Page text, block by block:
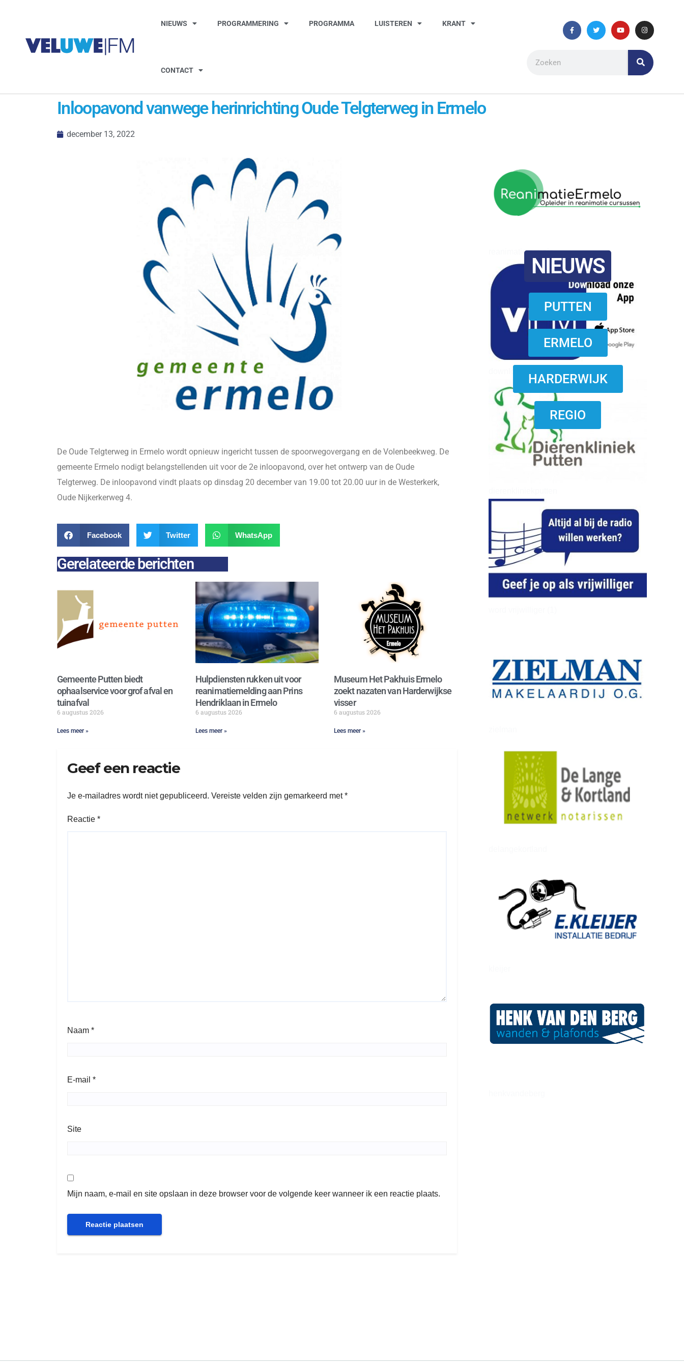
NIEUWS PROGRAMMERING PROGRAMMA LUISTEREN KRANT
CONTACT
Inloopavond vanwege herinrichting Oude Telgterweg in Ermelo
december 13, 2022
reanimatie ermelo
NIEUWS
PUTTEN
ERMELO
HARDERWIJK
REGIO
De Oude Telgterweg in Ermelo wordt opnieuw ingericht tussen de spoorwegovergang en de Volenbeekweg. De
gemeente Ermelo nodigt belangstellenden uit voor de 2e inloopavond, over het ontwerp van de Oude
Telgterweg. De inloopavond vindt plaats op dinsdag 20 december van 19.00 tot 20.00 uur in de Westerkerk,
Oude Nijkerkerweg 4.
Facebook Twitter WhatsApp
Gerelateerde berichten
Gemeente Putten biedt
ophaalservice voor grof afval en
tuinafval
6 augustus 2026
Lees meer »
Hulpdiensten rukken uit voor
reanimatiemelding aan Prins
Hendriklaan in Ermelo
6 augustus 2026
Lees meer »
Museum Het Pakhuis Ermelo
zoekt nazaten van Harderwijkse
visser
6 augustus 2026
Lees meer »
Geef een reactie
Je e-mailadres wordt niet gepubliceerd. Vereiste velden zijn gemarkeerd met*
Reactie *
Naam *
E-mail *
Site
Mijn naam, e-mail en site opslaan in deze browser voor de volgende keer wanneer ik een reactie plaats.